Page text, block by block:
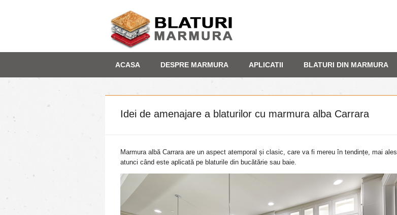
content
ACASA DESPRE MARMURA APLICATII BLATURI DIN MARMURA
Idei de amenajare a blaturilor cu marmura alba Carrara
Marmura albă Carrara are un aspect atemporal și clasic, care va fi mereu în tendințe, mai ales
atunci când este aplicată pe blaturile din bucătărie sau baie.